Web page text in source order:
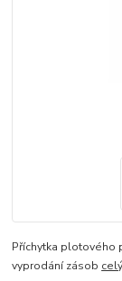
Příchytka plotového
vyprodání zásob